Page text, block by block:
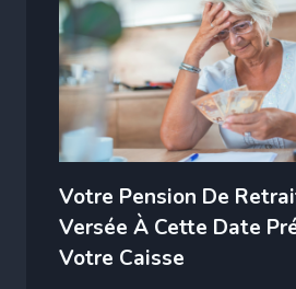
Votre Pension De
Versée À Cette Date
Votre Caisse